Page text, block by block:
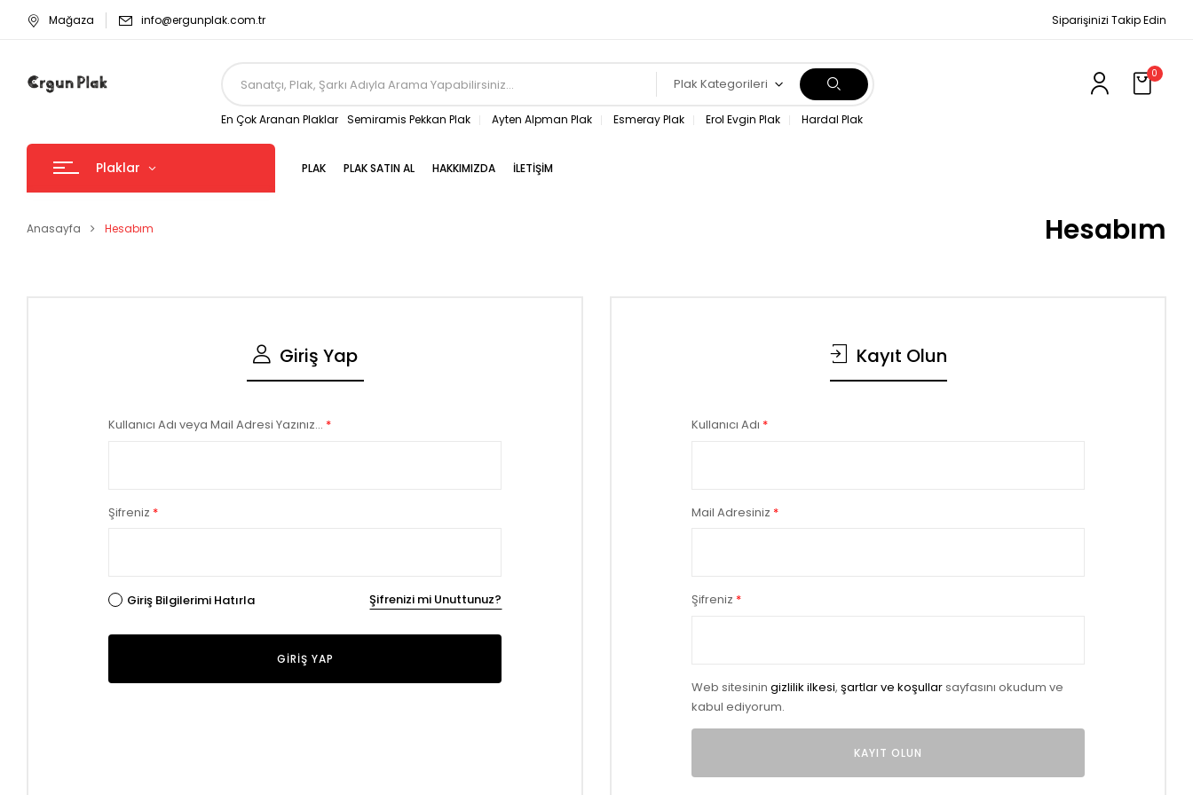
Mağaza info@ergunplak.com.tr Siparişinizi Takip Edin
Plak Kategorileri
En Çok Aranan Plaklar Semiramis Pekkan Plak Ayten Alpman Plak Esmeray Plak Erol Evgin Plak Hardal Plak
0
Plaklar PLAK PLAK SATIN AL HAKKIMIZDA İLETIŞIM
Hesabım
Anasayfa Hesabım
Giriş Yap
Kullanıcı Adı veya Mail Adresi Yazınız... *
Şifreniz *
Giriş Bilgilerimi Hatırla Şifrenizi mi Unuttunuz?
Kayıt Olun
Kullanıcı Adı *
Mail Adresiniz *
Şifreniz *
Web sitesinin gizlilik ilkesi, şartlar ve koşullarsayfasını okudum ve
kabul ediyorum.